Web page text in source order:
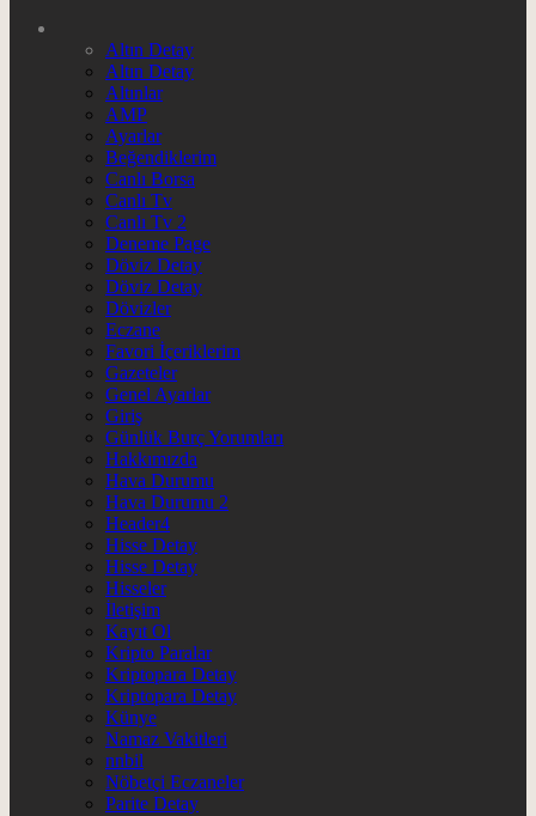
Altın Detay
Altın Detay
Altınlar
AMP
Ayarlar
Beğendiklerim
Canlı Borsa
Canlı Tv
Canlı Tv 2
Deneme Page
Döviz Detay
Döviz Detay
Dövizler
Eczane
Favori İçeriklerim
Gazeteler
Genel Ayarlar
Giriş
Günlük Burç Yorumları
Hakkımızda
Hava Durumu
Hava Durumu 2
Header4
Hisse Detay
Hisse Detay
Hisseler
İletişim
Kayıt Ol
Kripto Paralar
Kriptopara Detay
Kriptopara Detay
Künye
Namaz Vakitleri
nnbil
Nöbetçi Eczaneler
Parite Detay